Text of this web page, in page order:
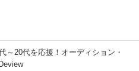
～20代を応援！オーディション・